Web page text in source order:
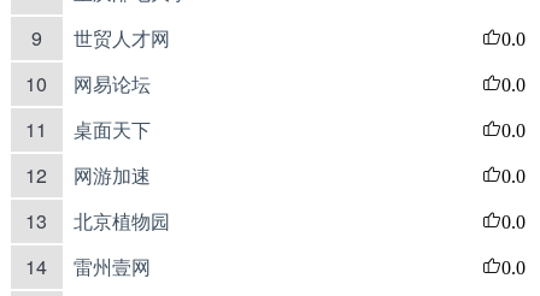
9 世贸人才网 0.0
10 网易论坛 0.0
11 桌面天下 0.0
12 网游加速 0.0
13 北京植物园 0.0
14 雷州壹网 0.0